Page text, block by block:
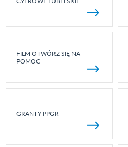
FILM OTWÓRZ SIĘ NA
POMOC
GRANTY PPGR